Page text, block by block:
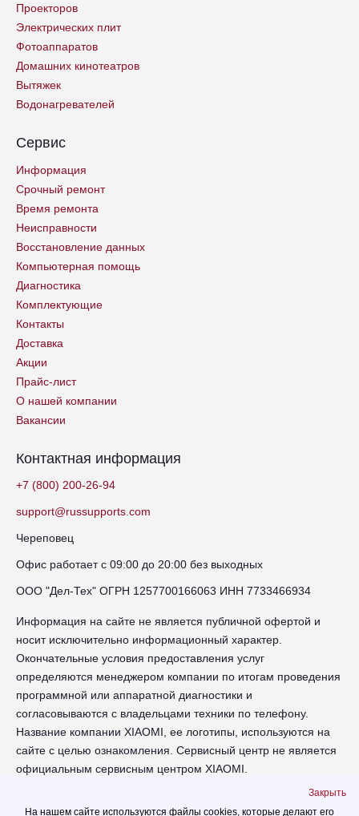
Проекторов
Электрических плит
Фотоаппаратов
Домашних кинотеатров
Вытяжек
Водонагревателей
Сервис
Информация
Срочный ремонт
Время ремонта
Неисправности
Восстановление данных
Компьютерная помощь
Диагностика
Комплектующие
Контакты
Доставка
Акции
Прайс-лист
О нашей компании
Вакансии
Контактная информация
+7 (800) 200-26-94
support@russupports.com
Череповец
Офис работает с 09:00 до 20:00 без выходных
ООО "Дел-Тех" ОГРН 1257700166063 ИНН 7733466934
Информация на сайте не является публичной офертой и
носит исключительно информационный характер.
Окончательные условия предоставления услуг
определяются менеджером компании по итогам проведения
программной или аппаратной диагностики и
согласовываются с владельцами техники по телефону.
Название компании XIAOMI, ее логотипы, используются на
сайте с целью ознакомления. Сервисный центр не является
официальным сервисным центром XIAOMI.
chr-xiaomi.russupports.com - Сервисный центр XIAOMI в
На нашем сайте используются файлы cookies, которые делают его
Закрыть